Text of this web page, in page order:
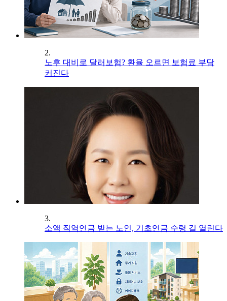
2.
노후 대비로 달러보험? 환율 오르면 보험료 부담
커진다
3.
소액 직역연금 받는 노인, 기초연금 수령 길 열린다